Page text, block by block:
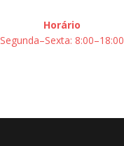
Horário
Segunda–Sexta: 8:00–18:00